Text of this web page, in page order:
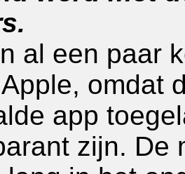
al een paar
omdat
app
zijn. De